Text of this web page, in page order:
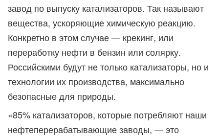
завод по выпуску катализаторов. Так называют
вещества, ускоряющие химическую реакцию.
Конкретно в этом случае — крекинг, или
переработку нефти в бензин или солярку.
Российскими будут не только катализаторы, но и
технологии их производства, максимально
безопасные для природы.
«85% катализаторов, которые потребляют наши
нефтеперерабатывающие заводы, — это